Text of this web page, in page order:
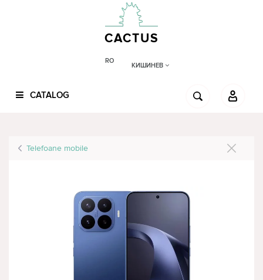
CACTUS
RO
КИШИНЕВ
CATALOG
Telefoane mobile